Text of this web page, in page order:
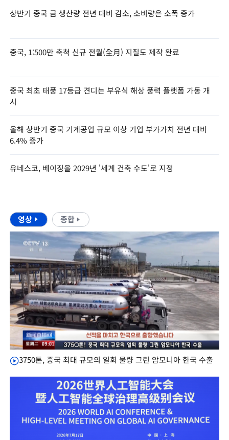
상반기 중국 금 생산량 전년 대비 감소, 소비량은 소폭 증가
중국, 1:500만 축척 신규 전월(全月) 지질도 제작 완료
중국 최초 태풍 17등급 견디는 부유식 해상 풍력 플랫폼 가동 개
시
올해 상반기 중국 기계공업 규모 이상 기업 부가가치 전년 대비
6.4% 증가
유네스코, 베이징을 2029년 '세계 건축 수도'로 지정
영상 종합
3750톤, 중국 최대 규모의 일회 물량 그린 암모니아 한국 수출